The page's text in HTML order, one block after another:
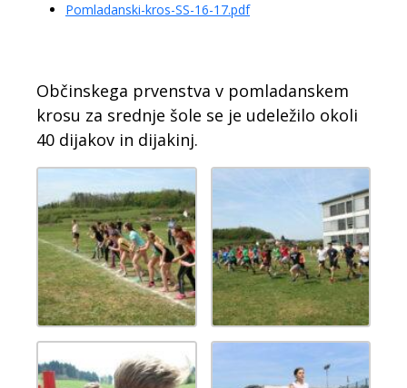
Pomladanski-kros-SS-16-17.pdf
Občinskega prvenstva v pomladanskem
krosu za srednje šole se je udeležilo okoli
40 dijakov in dijakinj.